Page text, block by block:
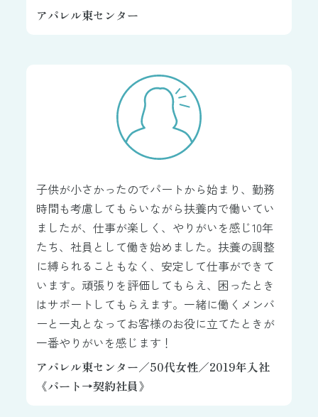
アパレル東センター
子供が小さかったのでパートから始まり、勤務
時間も考慮してもらいながら扶養内で働いてい
ましたが、仕事が楽しく、やりがいを感じ10年
たち、社員として働き始めました。扶養の調整
に縛られることもなく、安定して仕事ができて
います。頑張りを評価してもらえ、困ったとき
はサポートしてもらえます。一緒に働くメンバ
ーと一丸となってお客様のお役に立てたときが
一番やりがいを感じます！
アパレル東センター／50代女性／2019年入社
《パート→契約社員》